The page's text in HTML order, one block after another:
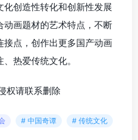
创造性转化和创新性发展
动画题材的艺术特点，不断
点，创作出更多国产动画
热爱传统文化。
权请联系删除
# 中国奇谭
# 传统文化